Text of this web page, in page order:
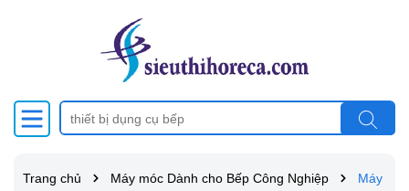
Trang chủ Máy móc Dành cho Bếp Công Nghiệp
Máy